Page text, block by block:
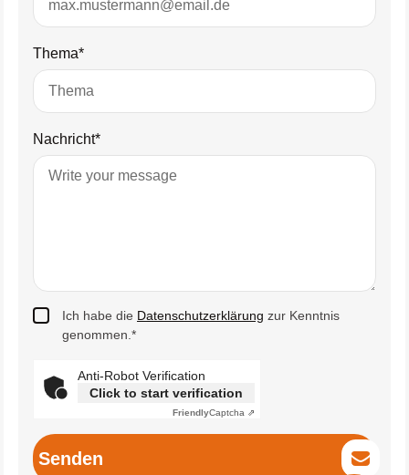
Thema*
Nachricht*
Ich habe die Datenschutzerklärung zur Kenntnis
genommen.*
Anti-Robot Verification
Click to start verification
FriendlyCaptcha ⇗
Senden